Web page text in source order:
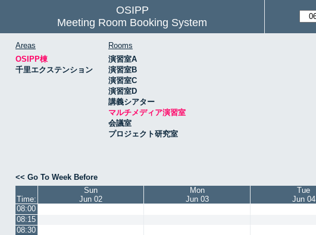
OSIPP
Meeting Room Booking System
Areas
OSIPP棟
千里エクステンション
Rooms
演習室A
演習室B
演習室C
演習室D
講義シアター
マルチメディア演習室
会議室
プロジェクト研究室
<< Go To Week Before
Time:
Sun
Jun 02
Mon
Jun 03
Tue
Jun 04
08:00
08:15
08:30